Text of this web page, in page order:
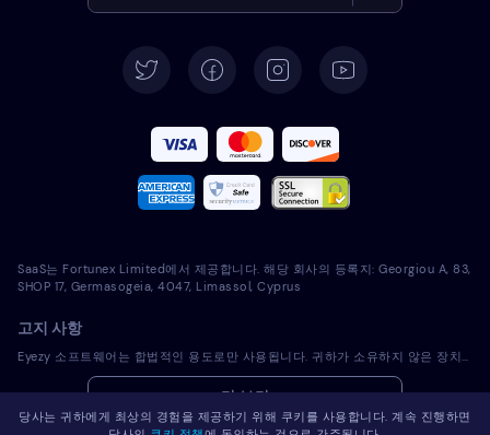
Deutsch
Español
Français
Português
Polski
Română
SaaS는 Fortunex Limited에서 제공합니다. 해당 회사의 등록지: Georgiou A, 83,
SHOP 17, Germasogeia, 4047, Limassol, Cyprus
고지 사항
Eyezy 소프트웨어는 합법적인 용도로만 사용됩니다. 귀하가 소유하지 않은 장치에 라이선스 소프트웨어를 설치하는 것은 해당 법률 및 현지 관할 법률을 위반하는 것입니다. 법에 따라 일반적으로 라이선스 소프트웨어를 설치하려는 장치의 소유자에게 이를 통지해야 합니다. 이 요건을 위반하면 위반자에게 심각한 금전적 및 형사적 처벌이 부과될 수 있습니다. 귀하는 라이센스 소프트웨어를 설치 및 사용하기 전에 귀하의 관할권 내에서 라이센스 소프트웨어 사용의 적법성과 관련하여 자신의 법률 고문과 상의해야 합니다. 라이선스 소프트웨어를 해당 장치에 설치하는 것에 대한 책임은 전적으로 귀하에게 있으며, Eyezy는 이에 대해 책임을 지지 않음을 인지하고 있습니다.
더 보기
당사는 귀하에게 최상의 경험을 제공하기 위해 쿠키를 사용합니다. 계속 진행하면